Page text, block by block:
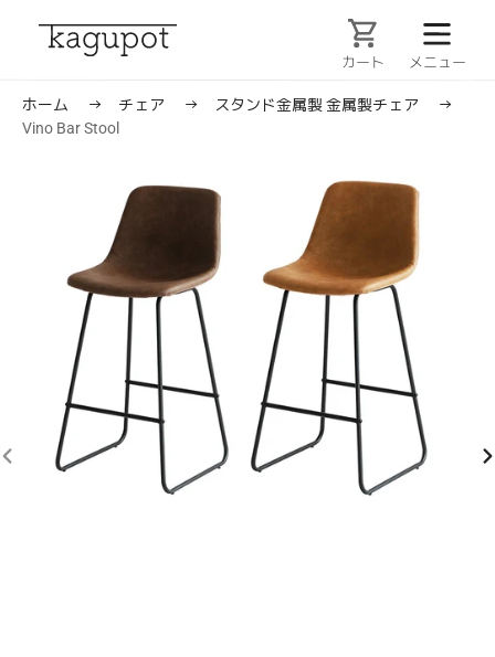
カート
ホーム → チェア → スタンド金属製金属製チェア
→
Vino Bar Stool